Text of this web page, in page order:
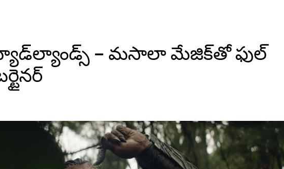
– మసాలా మేజిక్‌తో ఫుల్